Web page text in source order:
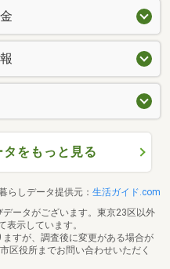
をもっと見る
らしデータ提供元： 生活ガイド.com
ータがございます。東京23区以外
示しています。
すが、調査後に変更がある場合が
区役所までお問い合わせいただく